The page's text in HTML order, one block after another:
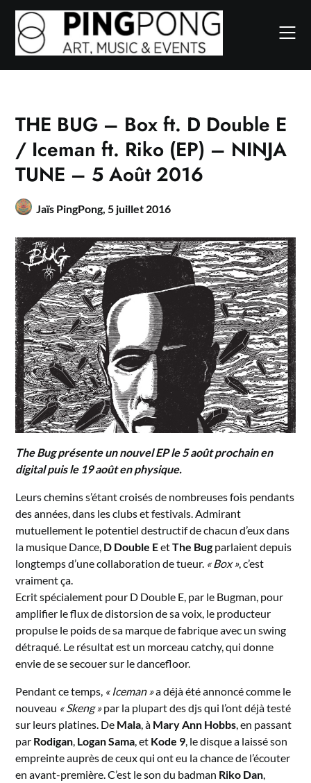
Skip
content
THE BUG – Box ft. D Double E
/ Iceman ft. Riko (EP) – NINJA
TUNE – 5 Août 2016
Jaïs PingPong,5 juillet 2016
The Bug présente un nouvel EP le 5 août prochain en
digital puis le 19 août en physique.
Leurs chemins s’étant croisés de nombreuses fois pendants
des années, dans les clubs et festivals. Admirant
mutuellement le potentiel destructif de chacun d’eux dans
la musique Dance, D Double EetThe Bug parlaient depuis
longtemps d’une collaboration de tueur. « Box », c’est
vraiment ça.
Ecrit spécialement pour D Double E, par le Bugman, pour
amplifier le flux de distorsion de sa voix, le producteur
propulse le poids de sa marque de fabrique avec un swing
détraqué. Le résultat est un morceau catchy, qui donne
envie de se secouer sur le dancefloor.
Pendant ce temps, « Iceman »a déjà été annoncé comme le
nouveau « Skeng »par la plupart des djs qui l’ont déjà testé
sur leurs platines. De Mala , à Mary Ann Hobbs , en passant
par Rodigan Logan Sama , et Kode 9 , le disque a laissé son
empreinte auprès de ceux qui ont eu la chance de l’écouter
en avant-première. C’est le son du badman Riko Dan